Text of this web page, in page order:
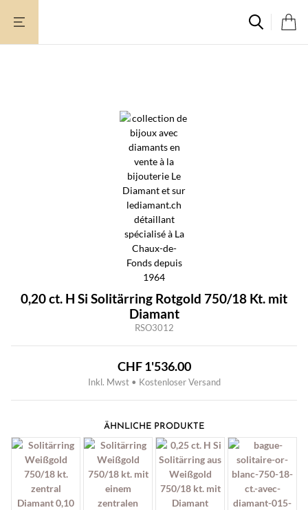
Inhalt
0,20 ct. H Si Solitärring Rotgold 750/18 Kt. mit
Diamant
RSO3012
CHF1'536.00
Inkl. Mwst • Kostenloser Versand
ÄHNLICHE PRODUKTE